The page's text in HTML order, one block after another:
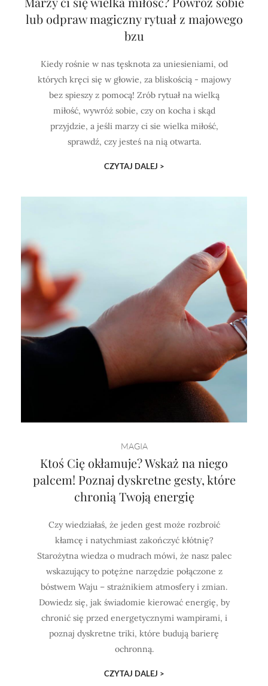
lub odpraw magiczny rytuał z majowego
bzu
Kiedy rośnie w nas tęsknota za uniesieniami, od
których kręci się w głowie, za bliskością - majowy
bez spieszy z pomocą! Zrób rytuał na wielką
miłość, wywróż sobie, czy on kocha i skąd
przyjdzie, a jeśli marzy ci sie wielka miłość,
sprawdź, czy jesteś na nią otwarta.
CZYTAJ DALEJ >
MAGIA
Ktoś Cię okłamuje? Wskaż na niego
palcem! Poznaj dyskretne gesty, które
chronią Twoją energię
Czy wiedziałaś, że jeden gest może rozbroić
kłamcę i natychmiast zakończyć kłótnię?
Starożytna wiedza o mudrach mówi, że nasz palec
wskazujący to potężne narzędzie połączone z
bóstwem Waju – strażnikiem atmosfery i zmian.
Dowiedz się, jak świadomie kierować energię, by
chronić się przed energetycznymi wampirami, i
poznaj dyskretne triki, które budują barierę
ochronną.
CZYTAJ DALEJ >